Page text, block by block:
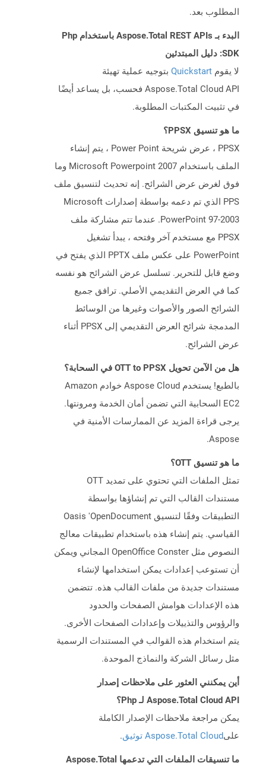
المطلوب بعد.
البدء بـ Aspose.Total REST APIs باستخدام Php
SDK: دليل المبتدئين
لا يقوم Quickstart بتوجيه عملية تهيئة
Aspose.Total Cloud API فحسب، بل يساعد أيضًا
في تثبيت المكتبات المطلوبة.
ما هو تنسيق PPSX؟
PPSX ، عرض شريحة Power Point ، يتم إنشاء
الملف باستخدام Microsoft Powerpoint 2007 وما
فوق لغرض عرض الشرائح. إنه تحديث لتنسيق ملف
PPS الذي تم دعمه بواسطة إصدارات Microsoft
PowerPoint 97-2003. عندما تتم مشاركة ملف
PPSX مع مستخدم آخر وفتحه ، يبدأ تشغيل
PowerPoint على عكس ملف PPTX الذي يفتح في
وضع قابل للتحرير. تسلسل عرض الشرائح هو نفسه
كما في العرض التقديمي الأصلي. ترافق جميع
الشرائح الصور والأصوات وغيرها من الوسائط
المدمجة شرائح العرض التقديمي إلى PPSX أثناء
عرض الشرائح.
هل من الآمن تحويل OTT to PPSX في السحابة؟
بالطبع! يستخدم Aspose Cloud خوادم Amazon
EC2 السحابية التي تضمن أمان الخدمة ومرونتها.
يرجى قراءة المزيد عن الممارسات الأمنية في
Aspose.
ما هو تنسيق OTT؟
تمثل الملفات التي تحتوي على تمديد OTT
مستندات القالب التي تم إنشاؤها بواسطة
التطبيقات وفقًا لتنسيق Oasis 'OpenDocument
القياسي. يتم إنشاء هذه باستخدام تطبيقات معالج
النصوص مثل OpenOffice Conster المجاني ويمكن
أن تستوعب إعدادات يمكن استخدامها لإنشاء
مستندات جديدة من ملفات القالب هذه. تتضمن
هذه الإعدادات هوامش الصفحات والحدود
والرؤوس والتذييلات وإعدادات الصفحات الأخرى.
يتم استخدام هذه القوالب في المستندات الرسمية
مثل رسائل الشركة والنماذج الموحدة.
أين يمكنني العثور على ملاحظات إصدار
Aspose.Total Cloud API لـ Php؟
يمكن مراجعة ملاحظات الإصدار الكاملة
علىAspose.Total Cloud توثيق .
ما تنسيقات الملفات التي تدعمها Aspose.Total